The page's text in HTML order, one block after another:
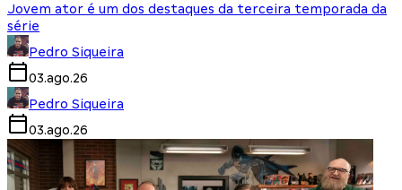
Jovem ator é um dos destaques da terceira temporada da
série
Pedro Siqueira
03.ago.26
Pedro Siqueira
03.ago.26